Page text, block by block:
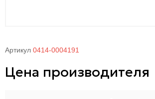
Артикул 0414-0004191
Цена производителя